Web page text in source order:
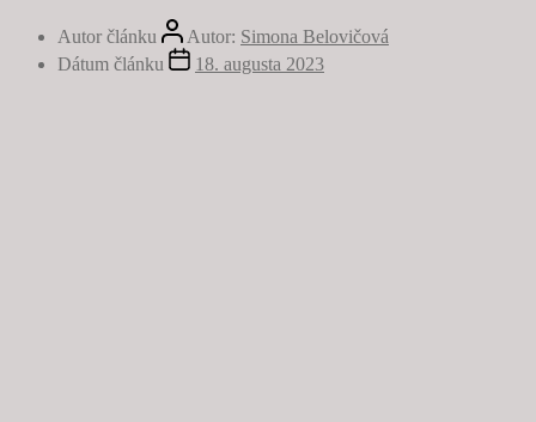
Autor článku Autor: Simona Belovičová
Dátum článku
18. augusta 2023